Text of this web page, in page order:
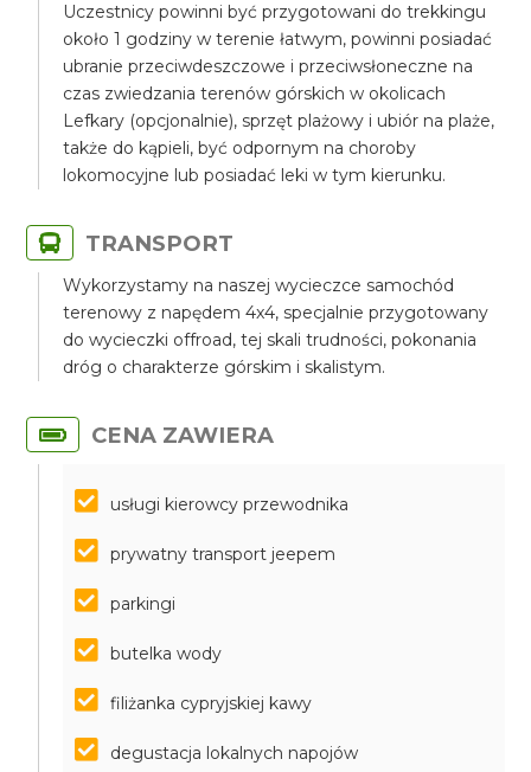
Uczestnicy powinni być przygotowani do trekkingu
około 1 godziny w terenie łatwym, powinni posiadać
ubranie przeciwdeszczowe i przeciwsłoneczne na
czas zwiedzania terenów górskich w okolicach
Lefkary (opcjonalnie), sprzęt plażowy i ubiór na plaże,
także do kąpieli, być odpornym na choroby
lokomocyjne lub posiadać leki w tym kierunku.
TRANSPORT
Wykorzystamy na naszej wycieczce samochód
terenowy z napędem 4x4, specjalnie przygotowany
do wycieczki offroad, tej skali trudności, pokonania
dróg o charakterze górskim i skalistym.
CENA ZAWIERA
usługi kierowcy przewodnika
prywatny transport jeepem
parkingi
butelka wody
filiżanka cypryjskiej kawy
degustacja lokalnych napojów